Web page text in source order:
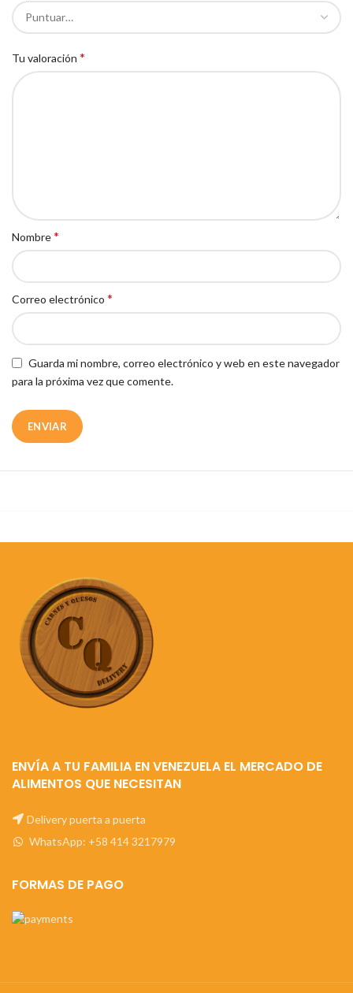
Tu valoración *
Nombre*
Correo electrónico *
Guarda mi nombre, correo electrónico y web en este navegador
para la próxima vez que comente.
ENVÍA A TU FAMILIA EN VENEZUELA EL MERCADO DE
ALIMENTOS QUE NECESITAN
Delivery puerta a puerta
WhatsApp: +58 414 3217979
FORMAS DE PAGO